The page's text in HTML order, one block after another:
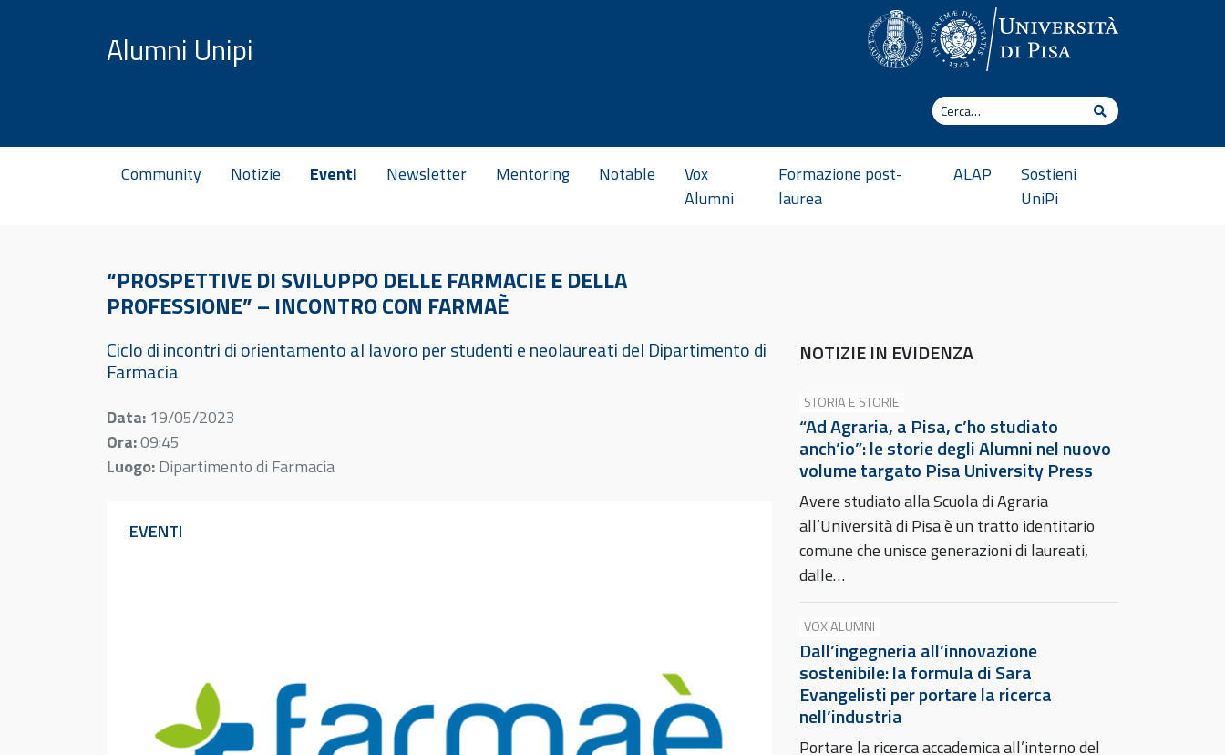
Alumni Unipi
Cerca
Cerca
Community Notizie Eventi Newsletter Mentoring Notable
Vox
Alumni
Formazione post-
laurea
ALAP
Sostieni
UniPi
“PROSPETTIVE DI SVILUPPO DELLE FARMACIE E DELLA
PROFESSIONE” – INCONTRO CON FARMAÈ
Ciclo di incontri di orientamento al lavoro per studenti e neolaureati del Dipartimento di
Farmacia
Data: 19/05/2023
Ora:09:45
Luogo:Dipartimento di Farmacia
EVENTI
NOTIZIE IN EVIDENZA
STORIA E STORIE
“Ad Agraria, a Pisa, c’ho studiato
anch’io”: le storie degli Alumni nel nuovo
volume targato Pisa University Press
Avere studiato alla Scuola di Agraria
all’Università di Pisa è un tratto identitario
comune che unisce generazioni di laureati,
dalle…
VOX ALUMNI
Dall’ingegneria all’innovazione
sostenibile: la formula di Sara
Evangelisti per portare la ricerca
nell’industria
Portare la ricerca accademica all’interno del